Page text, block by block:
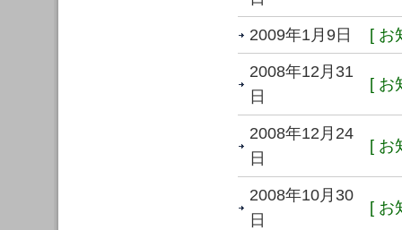
2009年1月9日 [ お
2008年12月31
日
[ お
2008年12月24
日
[ お
2008年10月30
日
[ お